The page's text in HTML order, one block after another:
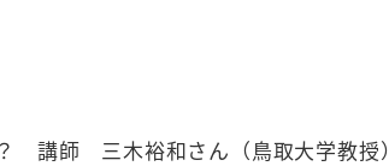
講師 三木裕和さん（鳥取大学教授）